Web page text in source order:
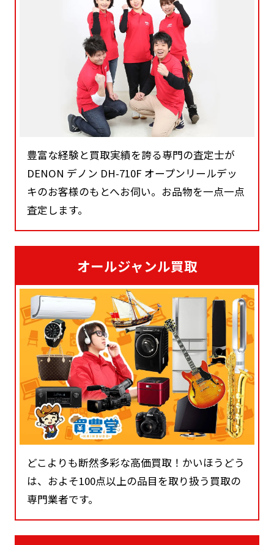
豊富な経験と買取実績を誇る専門の査定士が
DENON デノン DH-710F オープンリールデッ
キのお客様のもとへお伺い。お品物を一点一点
査定します。
オールジャンル買取
どこよりも断然多彩な高価買取！かいほうどう
は、およそ100点以上の品目を取り扱う買取の
専門業者です。